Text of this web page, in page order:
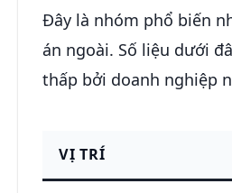
Đây là nhóm phổ biến
án ngoài. Số liệu dưới
thấp bởi doanh nghiệp
VỊ TRÍ